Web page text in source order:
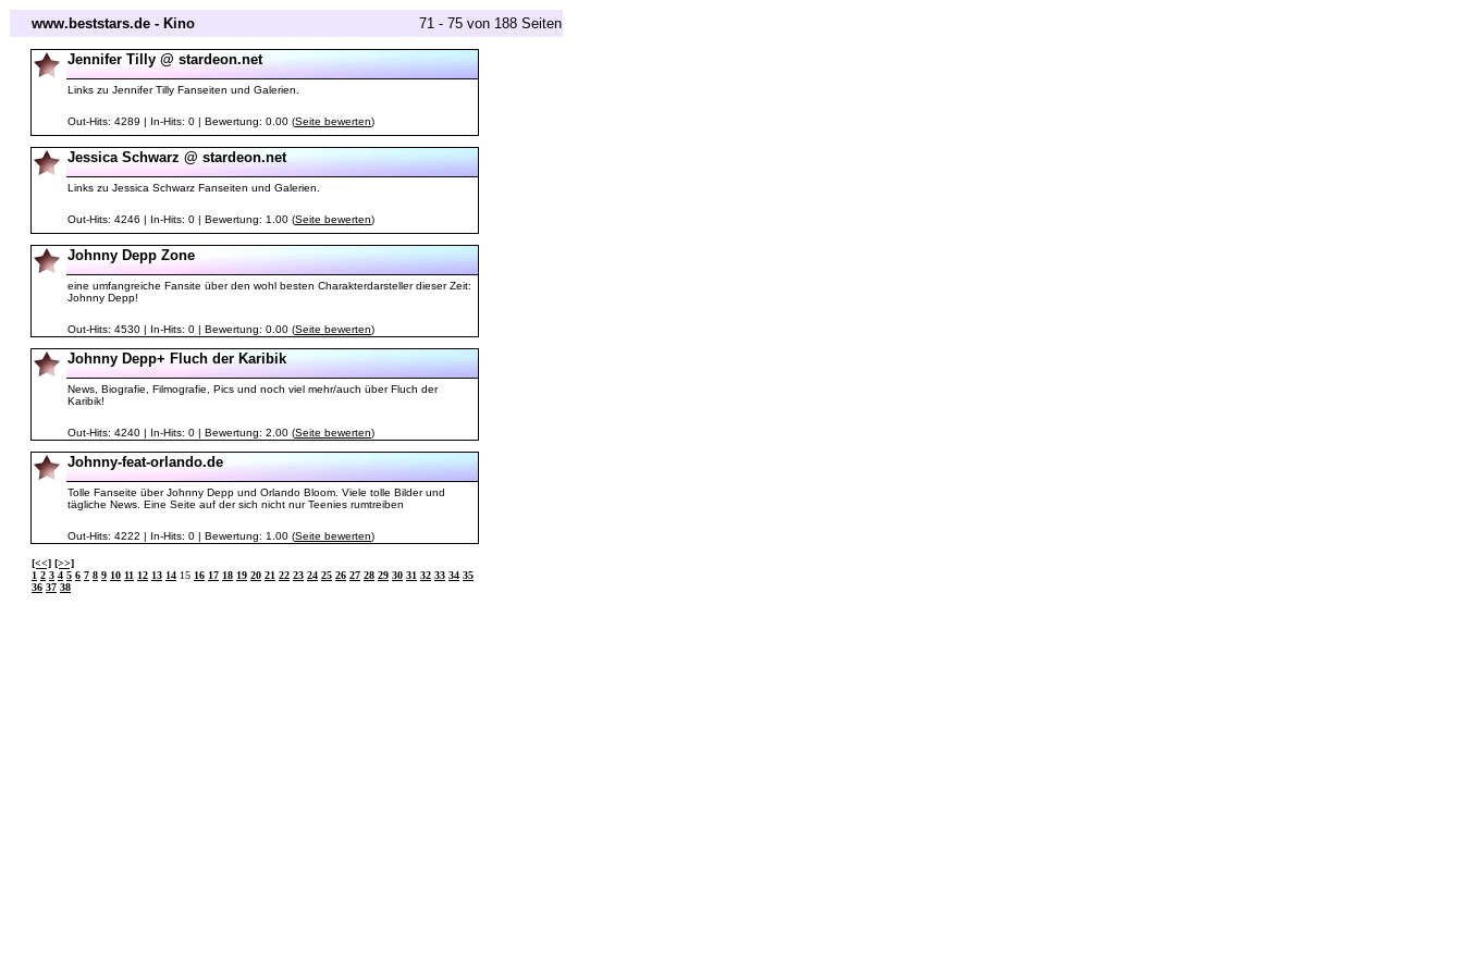
www.beststars.de - Kino 71 - 75 von 188 Seiten
Jennifer Tilly @ stardeon.net
Links zu Jennifer Tilly Fanseiten und Galerien.
Out-Hits: 4289 | In-Hits: 0 | Bewertung: 0.00 (Seite bewerten)
Jessica Schwarz @ stardeon.net
Links zu Jessica Schwarz Fanseiten und Galerien.
Out-Hits: 4246 | In-Hits: 0 | Bewertung: 1.00 (Seite bewerten)
Johnny Depp Zone
eine umfangreiche Fansite über den wohl besten Charakterdarsteller dieser Zeit:
Johnny Depp!
Out-Hits: 4530 | In-Hits: 0 | Bewertung: 0.00 (Seite bewerten)
Johnny Depp+ Fluch der Karibik
News, Biografie, Filmografie, Pics und noch viel mehr/auch über Fluch der
Karibik!
Out-Hits: 4240 | In-Hits: 0 | Bewertung: 2.00 (Seite bewerten)
Johnny-feat-orlando.de
Tolle Fanseite über Johnny Depp und Orlando Bloom. Viele tolle Bilder und
tägliche News. Eine Seite auf der sich nicht nur Teenies rumtreiben
Out-Hits: 4222 | In-Hits: 0 | Bewertung: 1.00 (Seite bewerten)
[<<] [>>]
1 2 3 4 5 6 7 8 9 10 11 12 13 14 15 16 17 18 19 20 21 22 23 24 25 26 27 28 29 30 31 32 33 34 35
36 37 38